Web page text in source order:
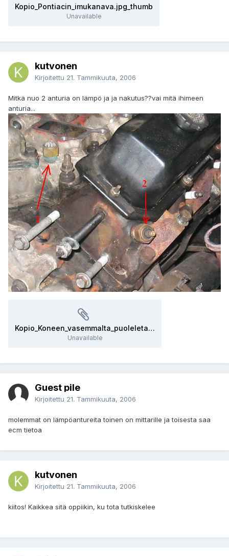
Kopio_Pontiacin_imukanava.jpg_thumb
Unavailable
kutvonen
Kirjoitettu 21. Tammikuuta, 2006
Mitkä nuo 2 anturia on lämpö ja ja nakutus??vai mitä ihimeen
anturia...
Kopio_Koneen_vasemmalta_puoleleta.jpg_thumb
Unavailable
Guest pile
Kirjoitettu 21. Tammikuuta, 2006
molemmat on lämpöantureita toinen on mittarille ja toisesta saa
ecm tietoa
kutvonen
Kirjoitettu 21. Tammikuuta, 2006
kiitos! Kaikkea sitä oppiikin, ku tota tutkiskelee